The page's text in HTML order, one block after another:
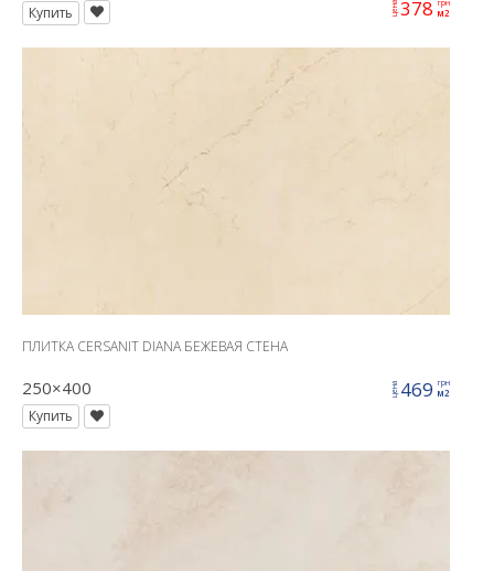
Купить цена378 грн
м2
ПЛИТКА CERSANIT DIANA БЕЖЕВАЯ СТЕНА
250×400 цена469 грн
м2
Купить